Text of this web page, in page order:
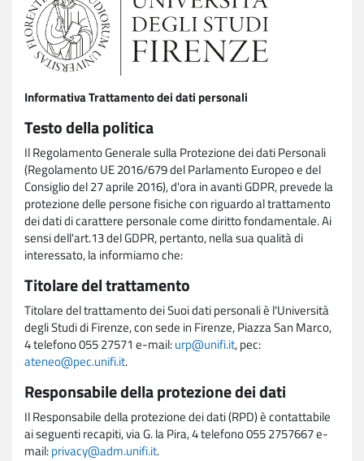
Informativa Trattamento dei dati personali
Testo della politica
Il Regolamento Generale sulla Protezione dei dati Personali
(Regolamento UE 2016/679 del Parlamento Europeo e del
Consiglio del 27 aprile 2016), d'ora in avanti GDPR, prevede la
protezione delle persone fisiche con riguardo al trattamento
dei dati di carattere personale come diritto fondamentale. Ai
sensi dell'art.13 del GDPR, pertanto, nella sua qualità di
interessato, la informiamo che:
Titolare del trattamento
Titolare del trattamento dei Suoi dati personali è l'Università
degli Studi di Firenze, con sede in Firenze, Piazza San Marco,
4 telefono 055 27571 e-mail:urp@unifi.it, pec:
ateneo@pec.unifi.it.
Responsabile della protezione dei dati
Il Responsabile della protezione dei dati (RPD) è contattabile
ai seguenti recapiti, via G. la Pira, 4 telefono 055 2757667 e-
mail:privacy@adm.unifi.it.